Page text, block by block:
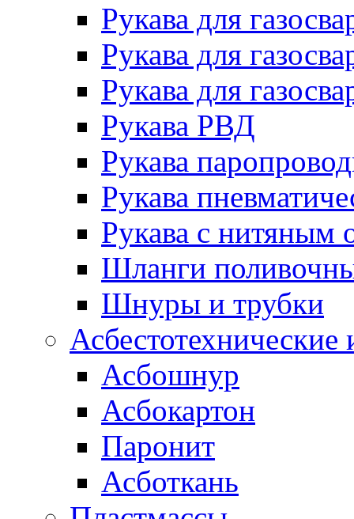
Рукава для
Рукава для
Рукава для
Рукава РВД
Рукава
Рукава
Рукава с нитяным
Шланги
Шнуры и трубки
Асбестотехнические
Асбошнур
Асбокартон
Паронит
Асботкань